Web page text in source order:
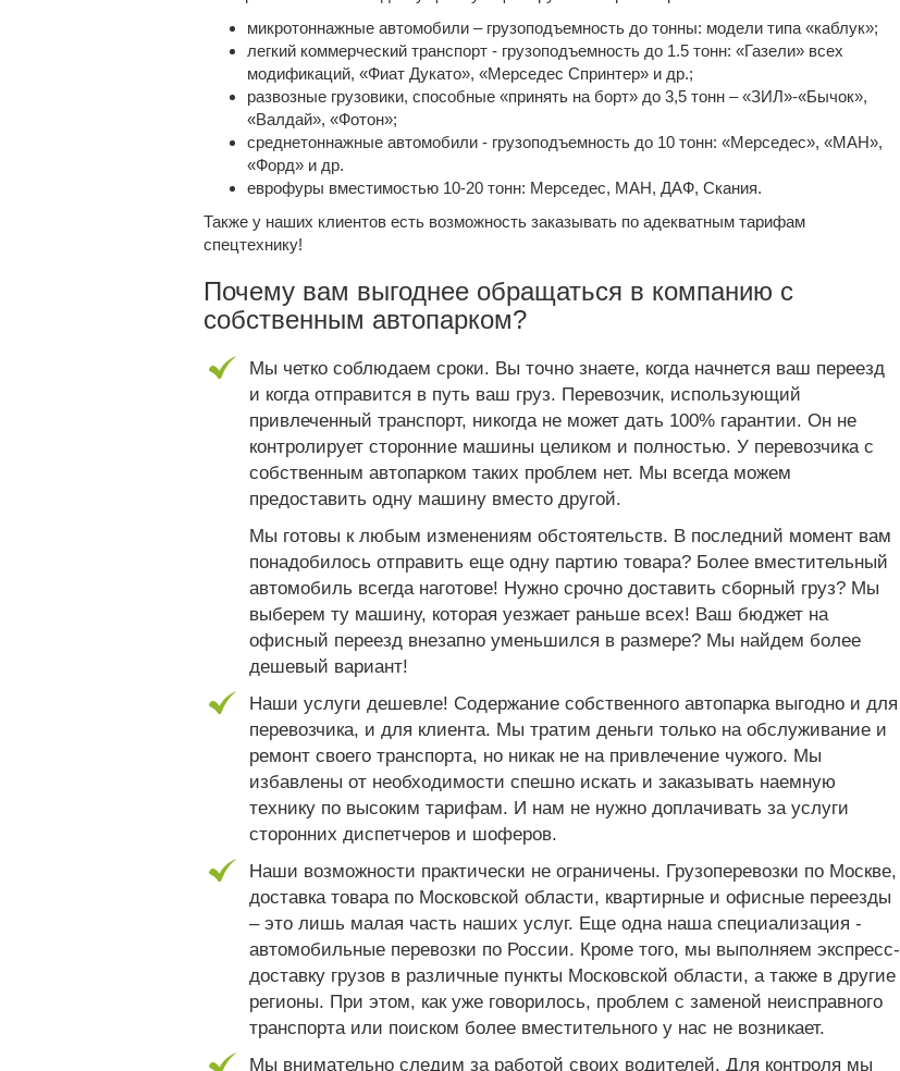
микротоннажные автомобили – грузоподъемность до тонны: модели типа «каблук»;
легкий коммерческий транспорт - грузоподъемность до 1.5 тонн: «Газели» всех
модификаций, «Фиат Дукато», «Мерседес Спринтер» и др.;
развозные грузовики, способные «принять на борт» до 3,5 тонн – «ЗИЛ»-«Бычок»,
«Валдай», «Фотон»;
среднетоннажные автомобили - грузоподъемность до 10 тонн: «Мерседес», «МАН»,
«Форд» и др.
еврофуры вместимостью 10-20 тонн: Мерседес, МАН, ДАФ, Скания.
Также у наших клиентов есть возможность заказывать по адекватным тарифам
спецтехнику!
Почему вам выгоднее обращаться в компанию с
собственным автопарком?
Мы четко соблюдаем сроки. Вы точно знаете, когда начнется ваш переезд
и когда отправится в путь ваш груз. Перевозчик, использующий
привлеченный транспорт, никогда не может дать 100% гарантии. Он не
контролирует сторонние машины целиком и полностью. У перевозчика с
собственным автопарком таких проблем нет. Мы всегда можем
предоставить одну машину вместо другой.
Мы готовы к любым изменениям обстоятельств. В последний момент вам
понадобилось отправить еще одну партию товара? Более вместительный
автомобиль всегда наготове! Нужно срочно доставить сборный груз? Мы
выберем ту машину, которая уезжает раньше всех! Ваш бюджет на
офисный переезд внезапно уменьшился в размере? Мы найдем более
дешевый вариант!
Наши услуги дешевле! Содержание собственного автопарка выгодно и для
перевозчика, и для клиента. Мы тратим деньги только на обслуживание и
ремонт своего транспорта, но никак не на привлечение чужого. Мы
избавлены от необходимости спешно искать и заказывать наемную
технику по высоким тарифам. И нам не нужно доплачивать за услуги
сторонних диспетчеров и шоферов.
Наши возможности практически не ограничены. Грузоперевозки по Москве,
доставка товара по Московской области, квартирные и офисные переезды
– это лишь малая часть наших услуг. Еще одна наша специализация -
автомобильные перевозки по России. Кроме того, мы выполняем экспресс-
доставку грузов в различные пункты Московской области, а также в другие
регионы. При этом, как уже говорилось, проблем с заменой неисправного
транспорта или поиском более вместительного у нас не возникает.
Мы внимательно следим за работой своих водителей. Для контроля мы